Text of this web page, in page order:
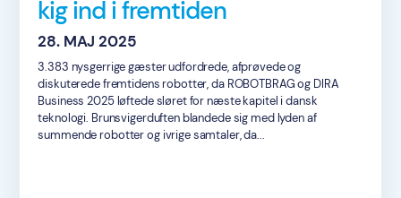
kig ind i fremtiden
28. MAJ 2025
3.383 nysgerrige gæster udfordrede, afprøvede og
diskuterede fremtidens robotter, da ROBOTBRAG og DIRA
Business 2025 løftede sløret for næste kapitel i dansk
teknologi. Brunsvigerduften blandede sig med lyden af
summende robotter og ivrige samtaler, da...